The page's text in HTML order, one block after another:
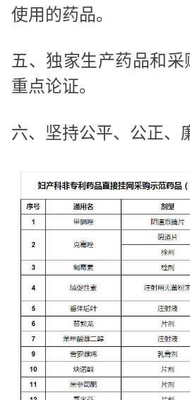
使用的药品。
五、独家生产药品和采
重点论证。
六、坚持公平、公正、